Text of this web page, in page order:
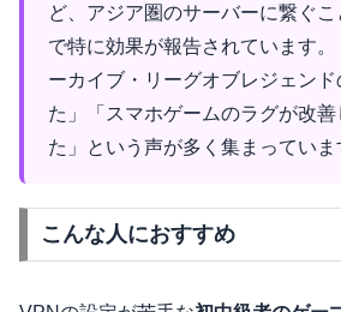
ど、アジア圏のサーバーに繋ぐ
で特に効果が報告されています
ーカイブ・リーグオブレジェン
た」「スマホゲームのラグが改
た」という声が多く集まっていま
こんな人におすすめ